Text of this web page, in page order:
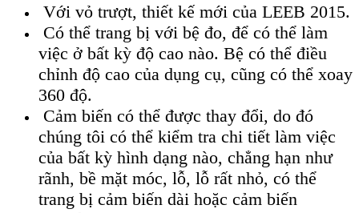
Với vỏ trượt, thiết kế mới của LEEB 2015.
Có thể trang bị với bệ đo, để có thể làm
việc ở bất kỳ độ cao nào. Bệ có thể điều
chỉnh độ cao của dụng cụ, cũng có thể xoay
360 độ.
Cảm biến có thể được thay đổi, do đó
chúng tôi có thể kiểm tra chi tiết làm việc
của bất kỳ hình dạng nào, chẳng hạn như
rãnh, bề mặt móc, lỗ, lỗ rất nhỏ, có thể
trang bị cảm biến dài hoặc cảm biến